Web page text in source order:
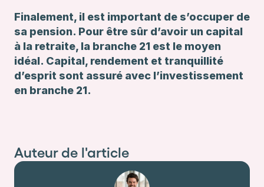
Finalement, il est important de s’occuper de
sa pension. Pour être sûr d’avoir un capital
à la retraite, la branche 21 est le moyen
idéal. Capital, rendement et tranquillité
d’esprit sont assuré avec l’investissement
en branche 21.
Auteur de l'article